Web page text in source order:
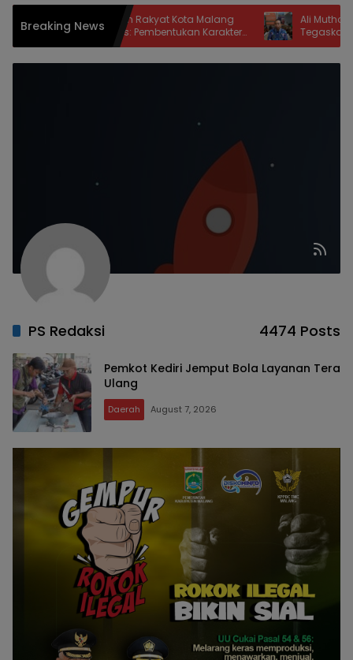
Breaking News
Siswa Sekolah Rakyat Kota Malang
Dinsos: Pembentukan Karakter
Kunci Keberhasilan Program
Ali Muthohirin
Tegaskan
Mengalahkan
PS Redaksi 4474 Posts
Pemkot Kediri Jemput Bola Layanan Tera
Ulang
Daerah August 7, 2026